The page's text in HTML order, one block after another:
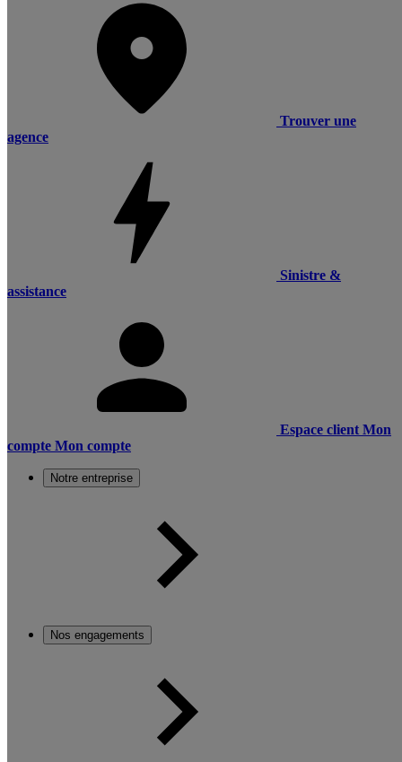
Trouver une
agence
Sinistre &
assistance
Espace client Mon
compte Mon compte
Notre entreprise
Nos engagements